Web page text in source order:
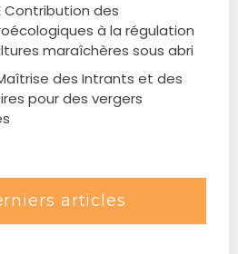
Contribution des
à la régulation
maraîchères sous abri
Maîtrise des Intrants et des
pour des vergers
articles